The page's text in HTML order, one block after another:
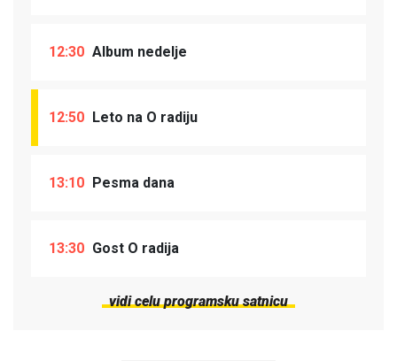
12:30 Album nedelje
12:50 Leto na O radiju
13:10 Pesma dana
13:30 Gost O radija
vidi celu programsku satnicu